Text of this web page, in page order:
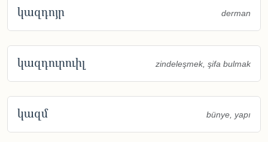
կազդոյր derman
կազդուրուիլ zindeleşmek, şifa bulmak
կազմ bünye, yapı